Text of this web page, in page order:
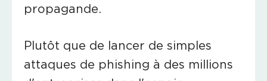
propagande.
Plutôt que de lancer de simples
attaques de phishing à des millions